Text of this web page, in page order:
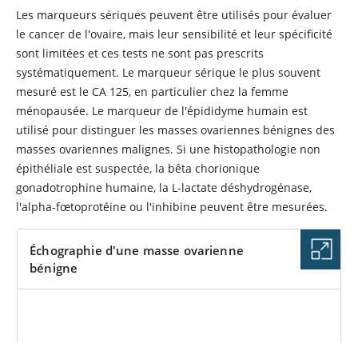
Les marqueurs sériques peuvent être utilisés pour évaluer
le cancer de l'ovaire, mais leur sensibilité et leur spécificité
sont limitées et ces tests ne sont pas prescrits
systématiquement. Le marqueur sérique le plus souvent
mesuré est le CA 125, en particulier chez la femme
ménopausée. Le marqueur de l'épididyme humain est
utilisé pour distinguer les masses ovariennes bénignes des
masses ovariennes malignes. Si une histopathologie non
épithéliale est suspectée, la bêta chorionique
gonadotrophine humaine, la L-lactate déshydrogénase,
l'alpha-fœtoprotéine ou l'inhibine peuvent être mesurées.
Échographie d'une masse ovarienne
bénigne